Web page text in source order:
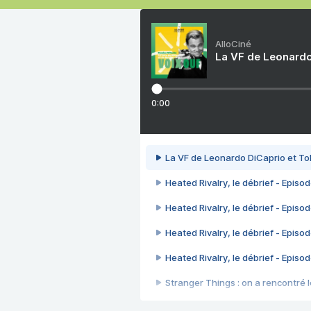
AlloCiné
La VF de
0:00
La VF de Leonardo DiCaprio et
Heated Rivalry, le débrief -
Heated Rivalry, le débrief -
Heated Rivalry, le débrief -
Heated Rivalry, le débrief -
Stranger Things : on a rencontré